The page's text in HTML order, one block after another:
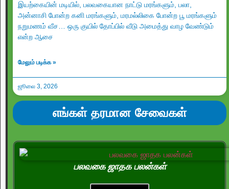
இயற்கையின் மடியில், பலவகையான நாட்டு மரங்களும், பலா,
அன்னாசி போன்ற கனி மரங்களும், மரமல்லிகை போன்ற பூ மரங்களும்
நறுமணம் வீச… ஒரு குயில் தோப்பில் வீடு அமைத்து வாழ வேண்டும்
என்ற ஆசை
மேலும் படிக்க »
ஜூலை 3, 2026
எங்கள் தரமான சேவைகள்
பலவகை ஜாதக பலன்கள்